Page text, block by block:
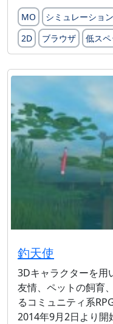
MO シミュレーション
2D
ブラウザ 低スペ
釣天使
3Dキャラクターを用
友情、ペットの飼育
るコミュニティ系
2014年9月2日より開